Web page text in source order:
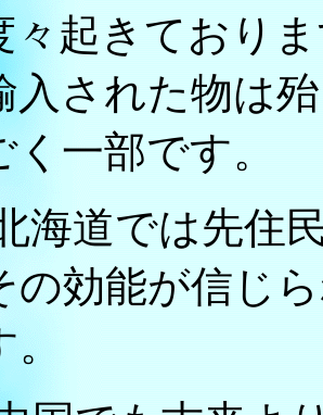
々起きており
入された物は
一部です。
海道では先住
の効能が信じ